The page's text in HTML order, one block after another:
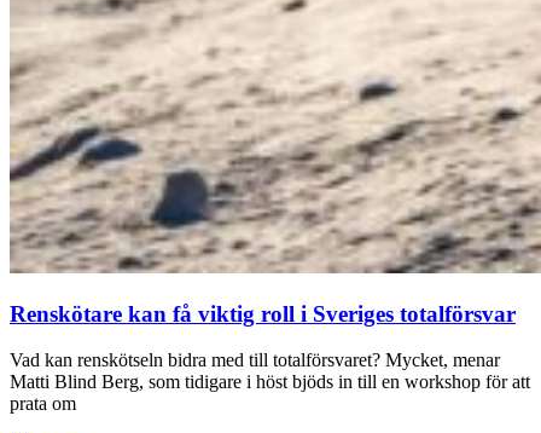
Renskötare kan få viktig roll i Sveriges totalförsvar
Vad kan renskötseln bidra med till totalförsvaret? Mycket, menar
Matti Blind Berg, som tidigare i höst bjöds in till en workshop för att
prata om